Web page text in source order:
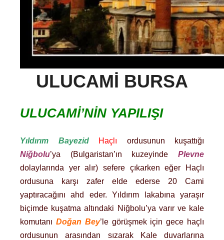
ULUCAMI BURSA
ULUCAMİ’NİN YAPILIŞI
Yıldırım Bayezid Haçlı ordusunun kuşattığı
Niğbolu’ya (Bulgaristan’ın kuzeyinde Plevne
dolaylarında yer alır) sefere çıkarken eğer Haçlı
ordusuna karşı zafer elde ederse 20 Cami
yaptıracağını ahd eder. Yıldırım lakabına yaraşır
biçimde kuşatma altındaki Niğbolu’ya varır ve kale
komutanı Doğan Bey’le görüşmek için gece haçlı
ordusunun arasından sızarak Kale duvarlarına